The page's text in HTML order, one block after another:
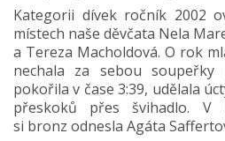
Kategorii dívek ročník 2002
místech naše děvčata Nela
a Tereza Macholdová. O rok
nechala za sebou
pokořila v čase 3:39, udělala
přeskoků přes švihadlo. V
si bronz odnesla Agáta